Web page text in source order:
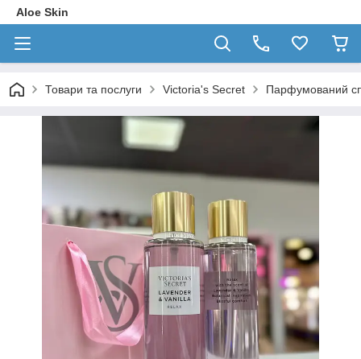
Aloe Skin
Товари та послуги Victoria's Secret Парфумований